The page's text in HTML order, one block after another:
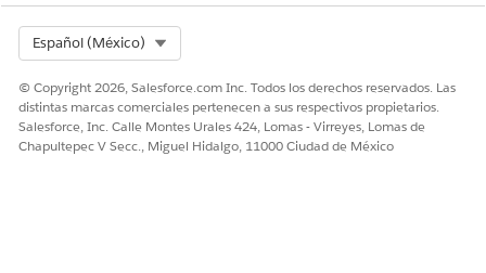
Español (México)
© Copyright 2026, Salesforce.com Inc. Todos los derechos reservados. Las
distintas marcas comerciales pertenecen a sus respectivos propietarios.
Salesforce, Inc. Calle Montes Urales 424, Lomas - Virreyes, Lomas de
Chapultepec V Secc., Miguel Hidalgo, 11000 Ciudad de México